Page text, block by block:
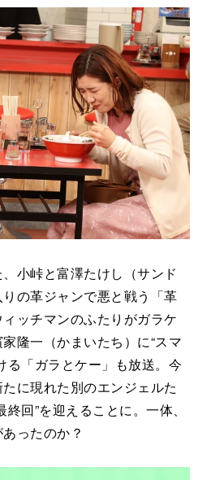
小峠と富澤たけし（サンド
の革ジャンで悪と戦う「革
ッチマンのふたりがガラケ
隆一（かまいたち）に“スマ
る「ガラとケー」も放送。今
に現れた別のエンジェルた
回”を迎えることに。一体、
ったのか？